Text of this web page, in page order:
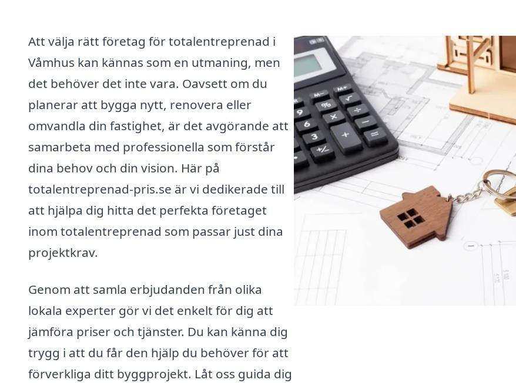
Att välja rätt företag för totalentreprenad i
Våmhus kan kännas som en utmaning, men
det behöver det inte vara. Oavsett om du
planerar att bygga nytt, renovera eller
omvandla din fastighet, är det avgörande att
samarbeta med professionella som förstår
dina behov och din vision. Här på
totalentreprenad-pris.se är vi dedikerade till
att hjälpa dig hitta det perfekta företaget
inom totalentreprenad som passar just dina
projektkrav.
Genom att samla erbjudanden från olika
lokala experter gör vi det enkelt för dig att
jämföra priser och tjänster. Du kan känna dig
trygg i att du får den hjälp du behöver för att
förverkliga ditt byggprojekt. Låt oss guida dig